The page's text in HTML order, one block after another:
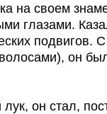
на своем
глазами.
подвигов.
он
он стал,